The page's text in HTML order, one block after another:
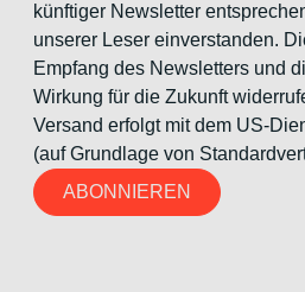
künftiger Newsletter
unserer Leser einverstanden.
Empfang des Newsletters und
Wirkung für die Zukunft
Versand erfolgt mit dem US-
(auf Grundlage von
ABONNIEREN